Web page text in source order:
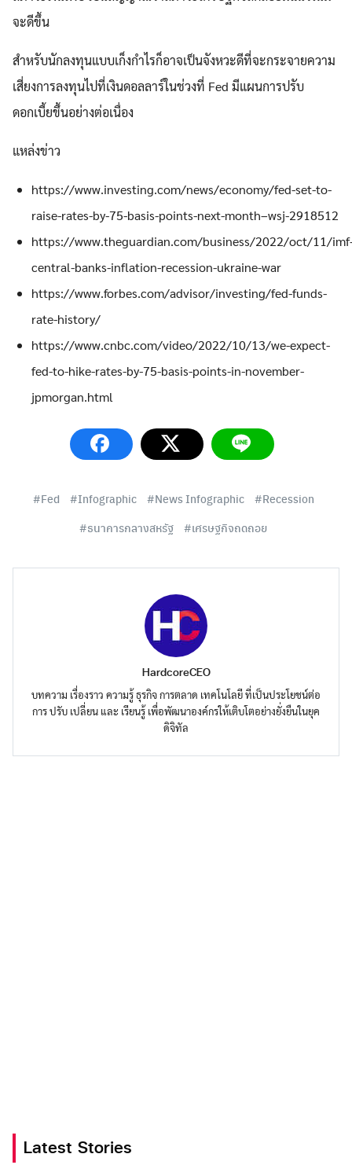
Search
for: Search
จะดีขึ้น
สำหรับนักลงทุนแบบเก็งกำไรก็อาจเป็นจังหวะดีที่จะกระจายความ
เสี่ยงการลงทุนไปที่เงินดอลลาร์ในช่วงที่ Fed มีแผนการปรับ
ดอกเบี้ยขึ้นอย่างต่อเนื่อง
แหล่งข่าว
https://www.investing.com/news/economy/fed-set-to-
raise-rates-by-75-basis-points-next-month–wsj-2918512
https://www.theguardian.com/business/2022/oct/11/
central-banks-inflation-recession-ukraine-war
https://www.forbes.com/advisor/investing/fed-funds-
rate-history/
https://www.cnbc.com/video/2022/10/13/we-expect-
fed-to-hike-rates-by-75-basis-points-in-november-
jpmorgan.html
Fed Infographic News Infographic
Recession
ธนาคารกลางสหรัฐ
เศรษฐกิจถดถอย
HardcoreCEO
บทความ เรื่องราว ความรู้ ธุรกิจ การตลาด เทคโนโลยี ที่เป็นประโยชน์ต่อ
การ ปรับ เปลี่ยน และ เรียนรู้ เพื่อพัฒนาองค์กรให้เติบโตอย่างยั่งยืนในยุค
ดิจิทัล
Latest Stories